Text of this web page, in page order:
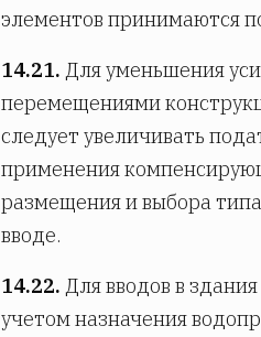
элементов принимаются
14.21. Для уменьшения
перемещениями
следует увеличивать
применения
размещения и выбора
вводе.
14.22. Для вводов в
учетом назначения